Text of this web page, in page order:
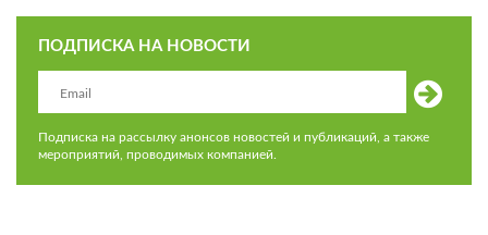
ПОДПИСКА НА НОВОСТИ
Подписка на рассылку анонсов новостей и публикаций, а также
мероприятий, проводимых компанией.